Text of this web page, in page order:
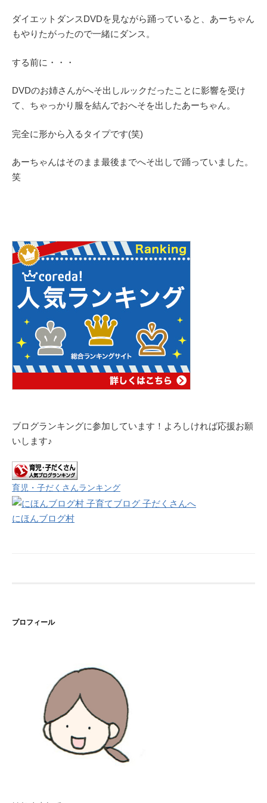
ダイエットダンスDVDを見ながら踊っていると、あーちゃん
もやりたがったので一緒にダンス。
する前に・・・
DVDのお姉さんがへそ出しルックだったことに影響を受け
て、ちゃっかり服を結んでおへそを出したあーちゃん。
完全に形から入るタイプです(笑)
あーちゃんはそのまま最後までへそ出しで踊っていました。
笑
ブログランキングに参加しています！よろしければ応援お願
いします♪
育児・子だくさんランキング
にほんブログ村
プロフィール